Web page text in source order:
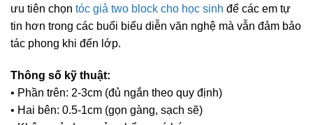
ưu tiên chọn tóc giả two block cho học sinh để các em tự
tin hơn trong các buổi biểu diễn văn nghệ mà vẫn đảm bảo
tác phong khi đến lớp.
Thông số kỹ thuật:
• Phần trên: 2-3cm (đủ ngắn theo quy định)
• Hai bên: 0.5-1cm (gọn gàng, sạch sẽ)